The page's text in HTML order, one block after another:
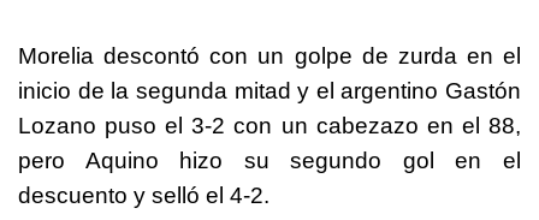
Morelia descontó con un golpe de zurda en el
inicio de la segunda mitad y el argentino Gastón
Lozano puso el 3-2 con un cabezazo en el 88,
pero Aquino hizo su segundo gol en el
descuento y selló el 4-2.